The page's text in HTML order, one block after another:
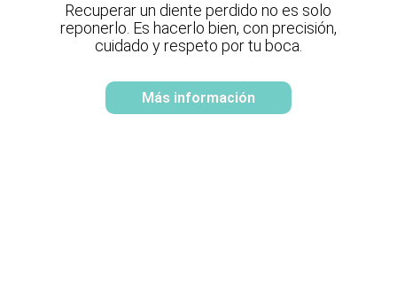
Recuperar un diente perdido no es solo
reponerlo. Es hacerlo bien, con precisión,
cuidado y respeto por tu boca.
Más información